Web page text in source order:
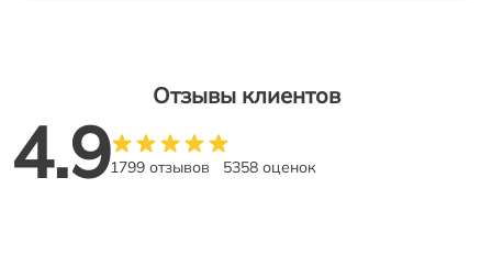
Отзывы клиентов
4.91799 отзывов 5358 оценок